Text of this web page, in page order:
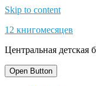
Skip to content
12 книгомесяцев
Центральная детская
Open Button